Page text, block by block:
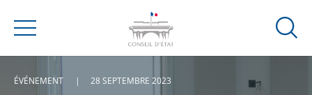
Menu
Ouvrir
ÉVÉNEMENT 28 SEPTEMBRE 2023